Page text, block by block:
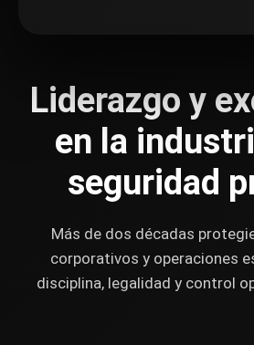
Liderazgo y
en la
seguridad
Más de dos décadas
corporativos y operaciones
disciplina, legalidad y control